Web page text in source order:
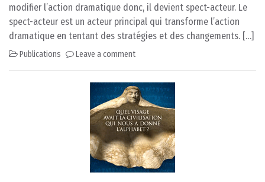
modifier l’action dramatique donc, il devient spect-acteur. Le
spect-acteur est un acteur principal qui transforme l’action
dramatique en tentant des stratégies et des changements. […]
Publications Leave a comment